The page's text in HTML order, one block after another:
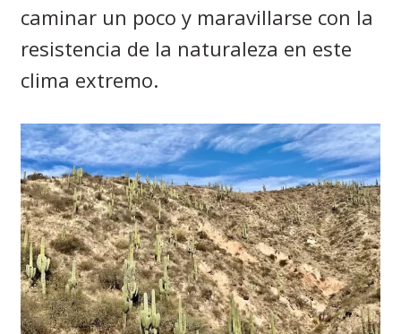
caminar un poco y maravillarse con la
resistencia de la naturaleza en este
clima extremo.